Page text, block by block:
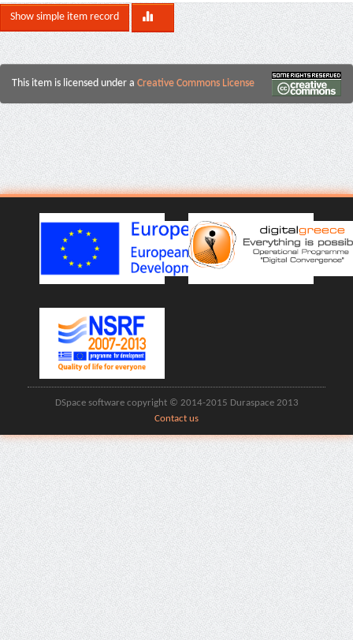
Show simple item record
This item is licensed under a Creative Commons License
DSpace software copyright © 2014-2015 Duraspace 2013
Contact us